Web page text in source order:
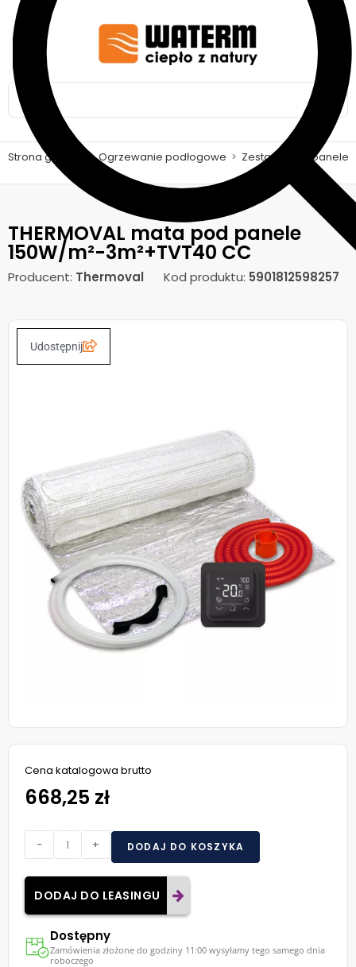
Strona główna > Ogrzewanie podłogowe > Zestawy pod panele
THERMOVAL mata pod panele
150W/m²-3m²+TVT40 CC
Producent: Thermoval Kod produktu: 5901812598257
Udostępnij
Cena katalogowa brutto
668,25 zł
- + DODAJ DO KOSZYKA
DODAJ DO LEASINGU
Dostępny
Zamówienia złożone do godziny 11:00 wysyłamy tego samego dnia
roboczego